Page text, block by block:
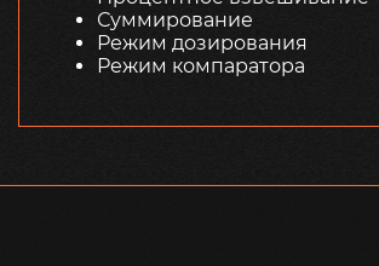
Суммирование
Режим дозирования
Режим компаратора